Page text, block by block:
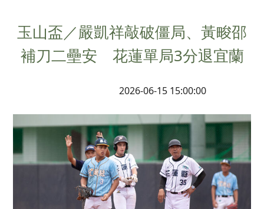
玉山盃／嚴凱祥敲破僵局、黃畯邵
補刀二壘安 花蓮單局3分退宜蘭
2026-06-15 15:00:00